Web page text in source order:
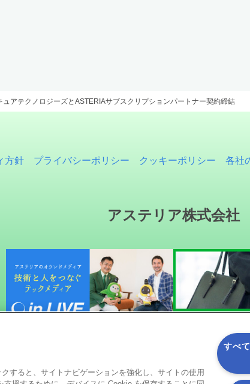
ュアテクノロジーズとASTERIAサブスクリプションパートナー契約締結
方針 プライバシーポリシー クッキーポリシー 各社
アステリア株式会社
ソーシャルメディア
すると、サイトナビゲーションを強化し、サイトの使用
すべ